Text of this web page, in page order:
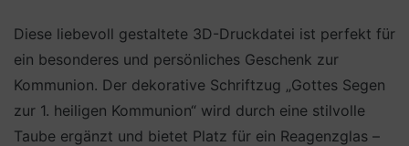
Diese liebevoll gestaltete 3D-Druckdatei ist perfekt für
ein besonderes und persönliches Geschenk zur
Kommunion. Der dekorative Schriftzug „Gottes Segen
zur 1. heiligen Kommunion“ wird durch eine stilvolle
Taube ergänzt und bietet Platz für ein Reagenzglas –